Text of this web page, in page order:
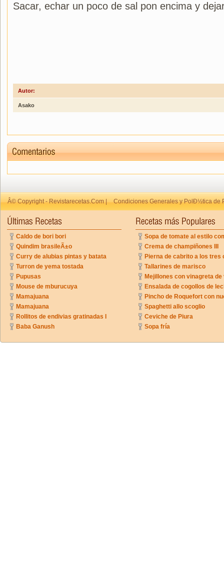
Sacar, echar un poco de sal pon encima y
Autor:
Asako
Â© Copyright - Revistarecetas.Com | Condiciones Generales y PolÐ½tica de
Caldo de bori bori
Quindim brasileÃ±o
Curry de alubias pintas y batata
Turron de yema tostada
Pupusas
Mouse de mburucuya
Mamajuana
Mamajuana
Rollitos de endivias gratinadas I
Baba Ganush
Sopa de tomate al estilo
Crema de champiñones III
Pierna de cabrito a los tres
Tallarines de marisco
Mejillones con vinagreta
Ensalada de cogollos de
Pincho de Roquefort con
Spaghetti allo scoglio
Ceviche de Piura
Sopa fría